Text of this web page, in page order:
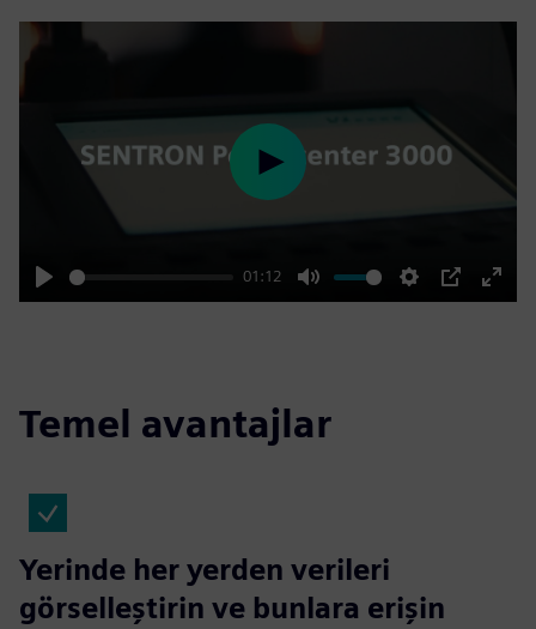
Play
01:12
Mute Settings
PIP
Enter
Play
Temel avantajlar
Yerinde her yerden verileri
görselleştirin ve bunlara erişin